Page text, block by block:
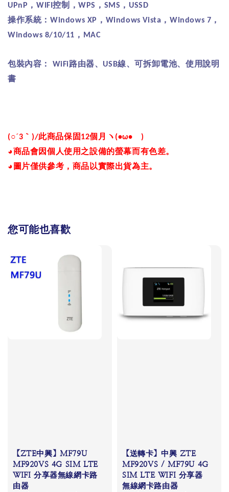
UPnP ，WIFI控制，WPS ， SMS ， USSD
操作系統： Windows XP ， Windows Vista ，Windows 7 ，
Windows 8/10/11 ， MAC
包裝內容： WiFi路由器、 USB線、可拆卸電池、使用說明
書
(○´3 ｀)/此商品保固12個月ヽ (•ω• ゞ)
◕商品會因個人使用之設備的螢幕而有色差。
◕ 圖片僅供參考，商品以實際出貨為主。
您可能也喜歡
【ZTE中興】MF79U
MF920VS 4G SIM LTE
WIFI 分享器無線網卡路
由器
【送轉卡】中興 ZTE
MF920VS / MF79U 4G
SIM LTE WIFI 分享器
無線網卡路由器